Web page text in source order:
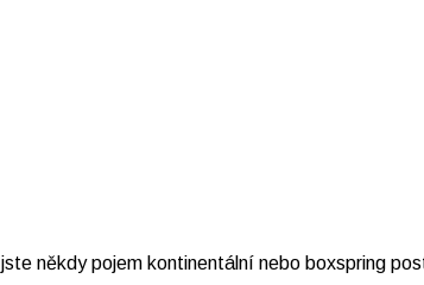
někdy pojem kontinentální nebo boxspring